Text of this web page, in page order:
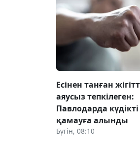
Есінен танған
аяусыз тепкілеген:
Павлодарда күдікті
қамауға алынды
Бүгін, 08:10